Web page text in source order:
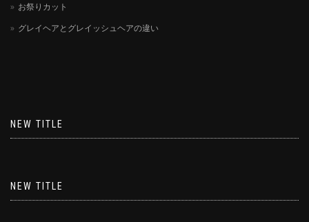
お祭りカット
グレイヘアとグレイッシュヘアの違い
NEW TITLE
NEW TITLE